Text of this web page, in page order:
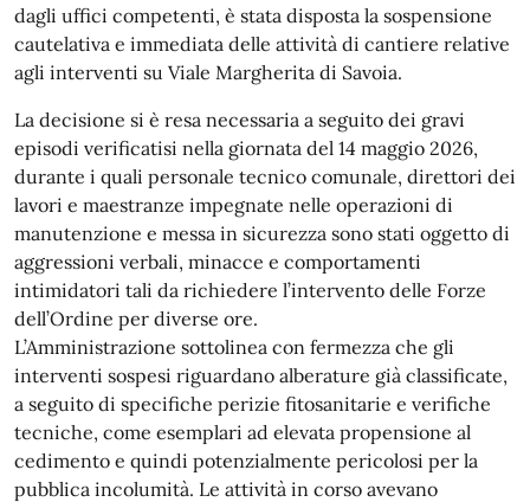
dagli uffici competenti, è stata disposta la sospensione
cautelativa e immediata delle attività di cantiere relative
agli interventi su Viale Margherita di Savoia.
La decisione si è resa necessaria a seguito dei gravi
episodi verificatisi nella giornata del 14 maggio 2026,
durante i quali personale tecnico comunale, direttori dei
lavori e maestranze impegnate nelle operazioni di
manutenzione e messa in sicurezza sono stati oggetto di
aggressioni verbali, minacce e comportamenti
intimidatori tali da richiedere l’intervento delle Forze
dell’Ordine per diverse ore.
L’Amministrazione sottolinea con fermezza che gli
interventi sospesi riguardano alberature già classificate,
a seguito di specifiche perizie fitosanitarie e verifiche
tecniche, come esemplari ad elevata propensione al
cedimento e quindi potenzialmente pericolosi per la
pubblica incolumità. Le attività in corso avevano